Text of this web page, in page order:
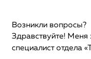
Возникли вопросы?
Здравствуйте!
специалист отдела